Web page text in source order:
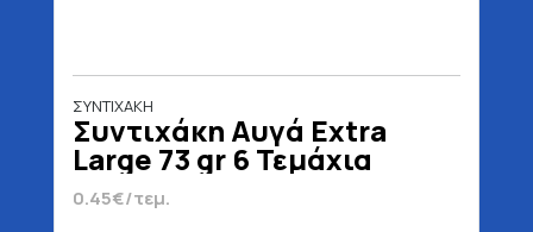
ΣΥΝΤΙΧΑΚΗ
Συντιχάκη Αυγά Extra
Large 73 gr 6 Τεμάχια
0.45€/τεμ.